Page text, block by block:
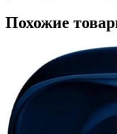
Похожие